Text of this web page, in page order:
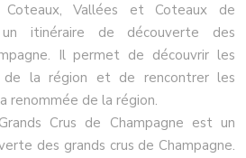
Vallées et Coteaux de
itinéraire de découverte des
Il permet de découvrir les
de la région et de rencontrer les
renommée de la région.
Crus de Champagne est un
des grands crus de Champagne.